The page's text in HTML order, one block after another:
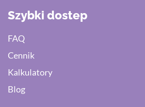
Szybki dostep
FAQ
Cennik
Kalkulatory
Blog